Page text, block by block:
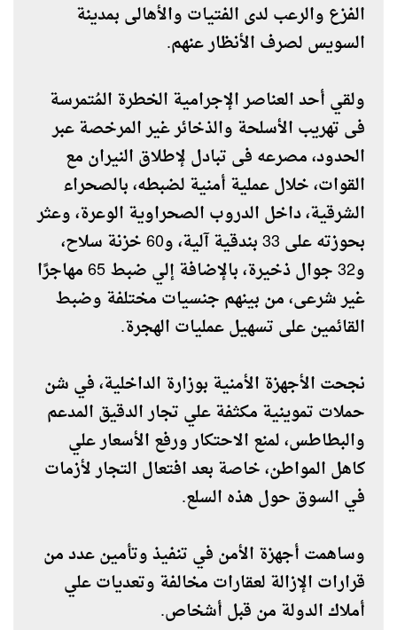
الفزع والرعب لدى الفتيات والأهالى بمدينة
السويس لصرف الأنظار عنهم.
ولقي أحد العناصر الإجرامية الخطرة المُتمرسة
فى تهريب الأسلحة والذخائر غير المرخصة عبر
الحدود، مصرعه فى تبادل لإطلاق النيران مع
القوات، خلال عملية أمنية لضبطه، بالصحراء
الشرقية، داخل الدروب الصحراوية الوعرة، وعثر
بحوزته على 33 بندقية آلية، و60 خزنة سلاح،
و32 جوال ذخيرة، بالإضافة إلي ضبط 65 مهاجرًا
غير شرعى، من بينهم جنسيات مختلفة وضبط
القائمين على تسهيل عمليات الهجرة.
نجحت الأجهزة الأمنية بوزارة الداخلية، في شن
حملات تموينية مكثفة علي تجار الدقيق المدعم
والبطاطس، لمنع الاحتكار ورفع الأسعار علي
كاهل المواطن، خاصة بعد افتعال التجار لأزمات
في السوق حول هذه السلع.
وساهمت أجهزة الأمن في تنفيذ وتأمين عدد من
قرارات الإزالة لعقارات مخالفة وتعديات علي
أملاك الدولة من قبل أشخاص.